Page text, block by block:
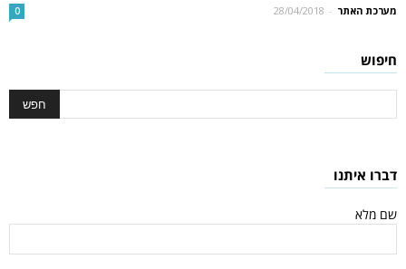
מערכת האתר -
28/04/2018
0
חיפוש
דברו איתנו
שם מלא